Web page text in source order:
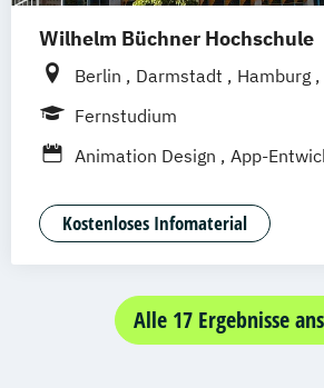
Wilhelm Büchner Hochschule
Berlin Darmstadt Hamburg
Bonn
Nürnberg
Zürich Rostock Dortmund
Fernstudium
Animation Design
App-
Game Development
Kommunikationsdesign
Kostenloses Infomaterial
Alle 17 Ergebnisse